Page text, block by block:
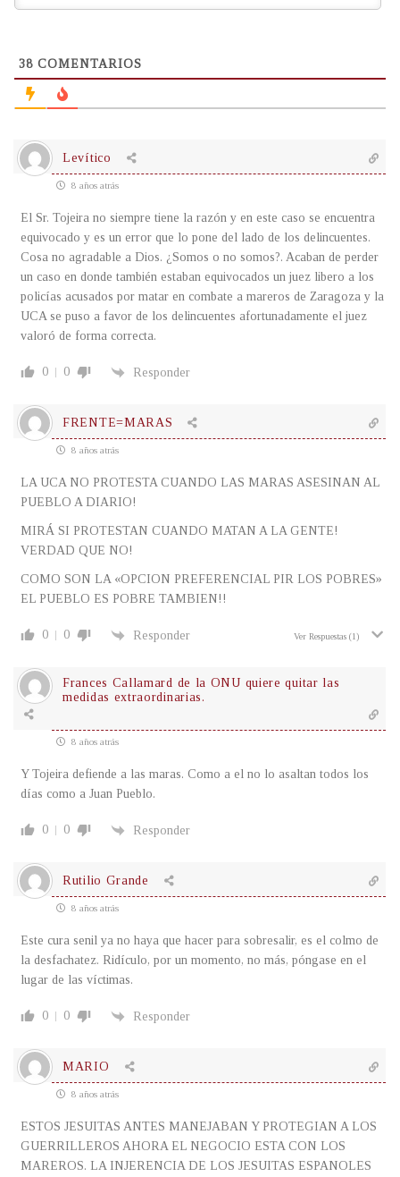
38 COMENTARIOS
Levítico
8 años atrás
El Sr. Tojeira no siempre tiene la razón y en este caso se encuentra
equivocado y es un error que lo pone del lado de los delincuentes.
Cosa no agradable a Dios. ¿Somos o no somos?. Acaban de perder
un caso en donde también estaban equivocados un juez libero a los
policías acusados por matar en combate a mareros de Zaragoza y la
UCA se puso a favor de los delincuentes afortunadamente el juez
valoró de forma correcta.
0 0 Responder
FRENTE=MARAS
8 años atrás
LA UCA NO PROTESTA CUANDO LAS MARAS ASESINAN AL
PUEBLO A DIARIO!
MIRÁ SI PROTESTAN CUANDO MATAN A LA GENTE!
VERDAD QUE NO!
COMO SON LA «OPCION PREFERENCIAL PIR LOS POBRES»
EL PUEBLO ES POBRE TAMBIEN!!
0 0 Responder Ver Respuestas (1)
Frances Callamard de la ONU quiere quitar las
medidas extraordinarias.
8 años atrás
Y Tojeira defiende a las maras. Como a el no lo asaltan todos los
días como a Juan Pueblo.
0 0 Responder
Rutilio Grande
8 años atrás
Este cura senil ya no haya que hacer para sobresalir, es el colmo de
la desfachatez. Ridículo, por un momento, no más, póngase en el
lugar de las víctimas.
0 0 Responder
MARIO
8 años atrás
ESTOS JESUITAS ANTES MANEJABAN Y PROTEGIAN A LOS
GUERRILLEROS AHORA EL NEGOCIO ESTA CON LOS
MAREROS. LA INJERENCIA DE LOS JESUITAS ESPANOLES